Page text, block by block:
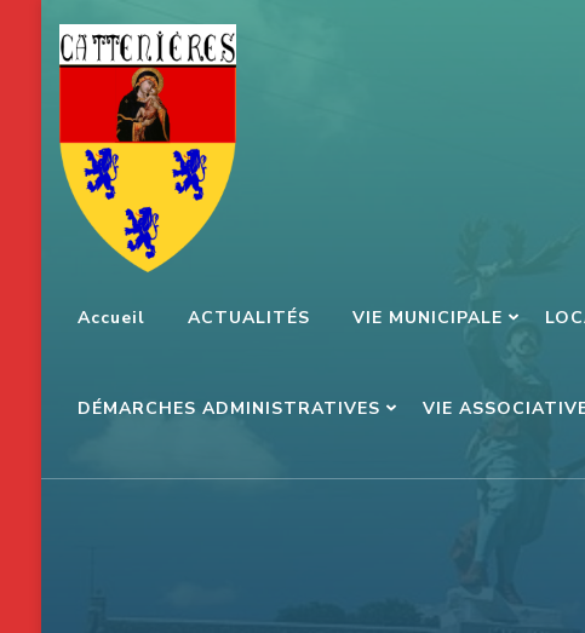
Aller
au
contenu
(Pressez
Entrée)
Accueil ACTUALITÉS VIE MUNICIPALE
DÉMARCHES ADMINISTRATIVES VIE